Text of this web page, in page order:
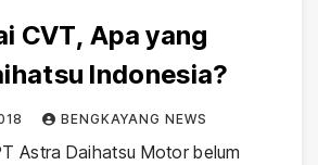
CVT, Apa yang
Indonesia?
BENGKAYANG NEWS
Astra Daihatsu Motor belum